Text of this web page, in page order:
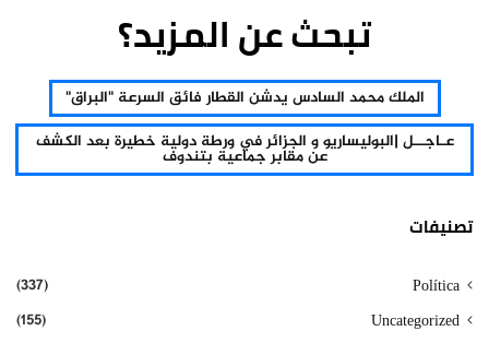
تبحث عن المزيد؟
الملك محمد السادس يدشن القطار فائق السرعة "البراق"
عـاجــل |البوليساريو و الجزائر في ورطة دولية خطيرة بعد الكشف
عن مقابر جماعية بتندوف
تصنيفات
Política
(337)
Uncategorized
(155)